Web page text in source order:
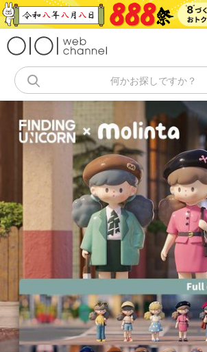
コ
ン
キ
何かお探しですか？